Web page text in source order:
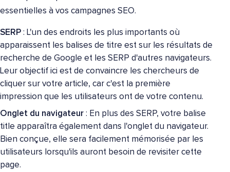
essentielles à vos campagnes SEO.
SERP : L'un des endroits les plus importants où
apparaissent les balises de titre est sur les résultats de
recherche de Google et les SERP d'autres navigateurs.
Leur objectif ici est de convaincre les chercheurs de
cliquer sur votre article, car c'est la première
impression que les utilisateurs ont de votre contenu.
Onglet du navigateur : En plus des SERP, votre balise
title apparaîtra également dans l'onglet du navigateur.
Bien conçue, elle sera facilement mémorisée par les
utilisateurs lorsqu'ils auront besoin de revisiter cette
page.